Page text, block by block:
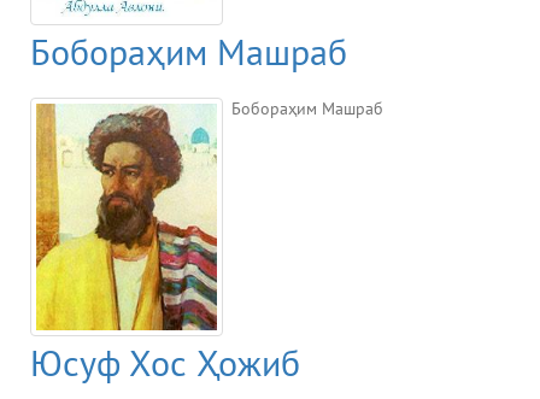
Бобораҳим Машраб
Бобораҳим Машраб
Юсуф Хос Ҳожиб